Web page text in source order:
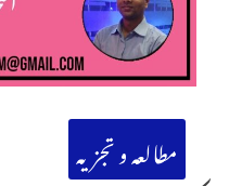
مطالعہ و تجزیہ